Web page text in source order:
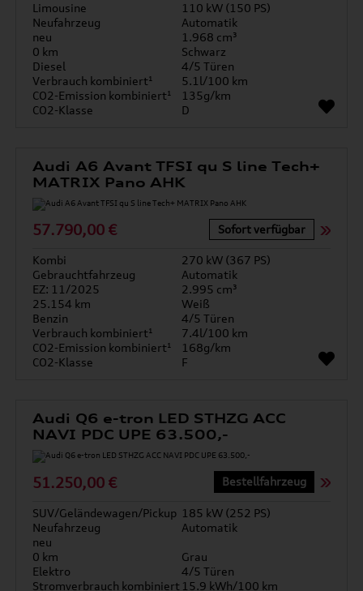
Limousine
110 kW (150 PS)
Neufahrzeug
Automatik
neu
1.968 cm³
0 km
Schwarz
Diesel
4/5 Türen
Verbrauch kombiniert¹
5.1l/100 km
CO2-Emission kombiniert¹
135g/km
CO2-Klasse
D
Audi A6 Avant TFSI qu S line Tech+
MATRIX Pano AHK
57.790,00 € Sofort verfügbar
Kombi
270 kW (367 PS)
Gebrauchtfahrzeug
Automatik
EZ: 11/2025
2.995 cm³
25.154 km
Weiß
Benzin
4/5 Türen
Verbrauch kombiniert¹
7.4l/100 km
CO2-Emission kombiniert¹
168g/km
CO2-Klasse
F
Audi Q6 e-tron LED STHZG ACC
NAVI PDC UPE 63.500,-
51.250,00 € Bestellfahrzeug
SUV/Geländewagen/Pickup 185 kW (252 PS)
Neufahrzeug
Automatik
neu
0 km
Grau
Elektro
4/5 Türen
Stromverbrauch kombiniert 15.9 kWh/100 km